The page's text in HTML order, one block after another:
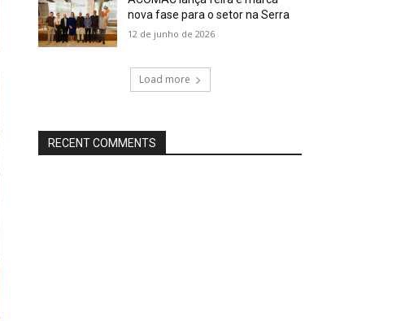
nova fase para o setor na Serra
12 de junho de 2026
Load more
RECENT COMMENTS